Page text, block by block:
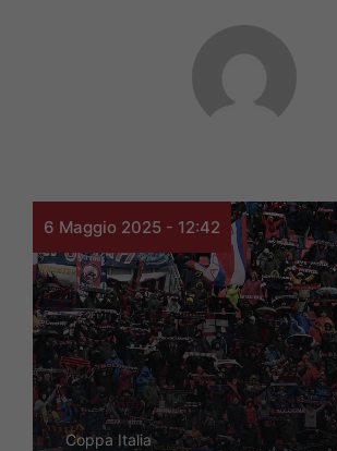
6 Maggio 2025 - 12:42
Coppa Italia